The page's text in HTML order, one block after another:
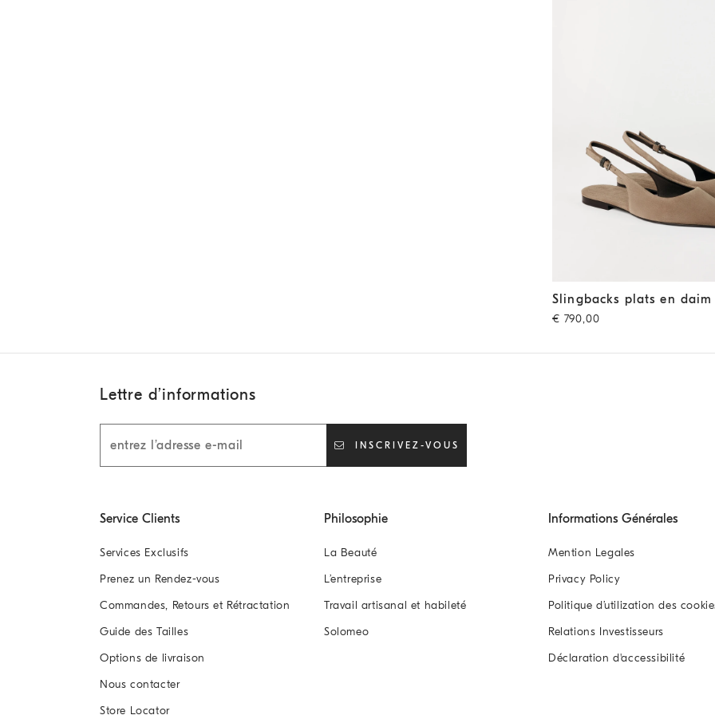
Slingbacks plats en daim
Slingbacks plats en daim
€ 790,00
Lettre d’informations
INSCRIVEZ-VOUS
Service Clients
Services Exclusifs
Prenez un Rendez-vous
Commandes, Retours et Rétractation
Guide des Tailles
Options de livraison
Nous contacter
Store Locator
Philosophie
La Beauté
L’entreprise
Travail artisanal et habileté
Solomeo
Informations Générales
Mention Legales
Privacy Policy
Politique d’utilization des
Relations Investisseurs
Déclaration d'accessibilité